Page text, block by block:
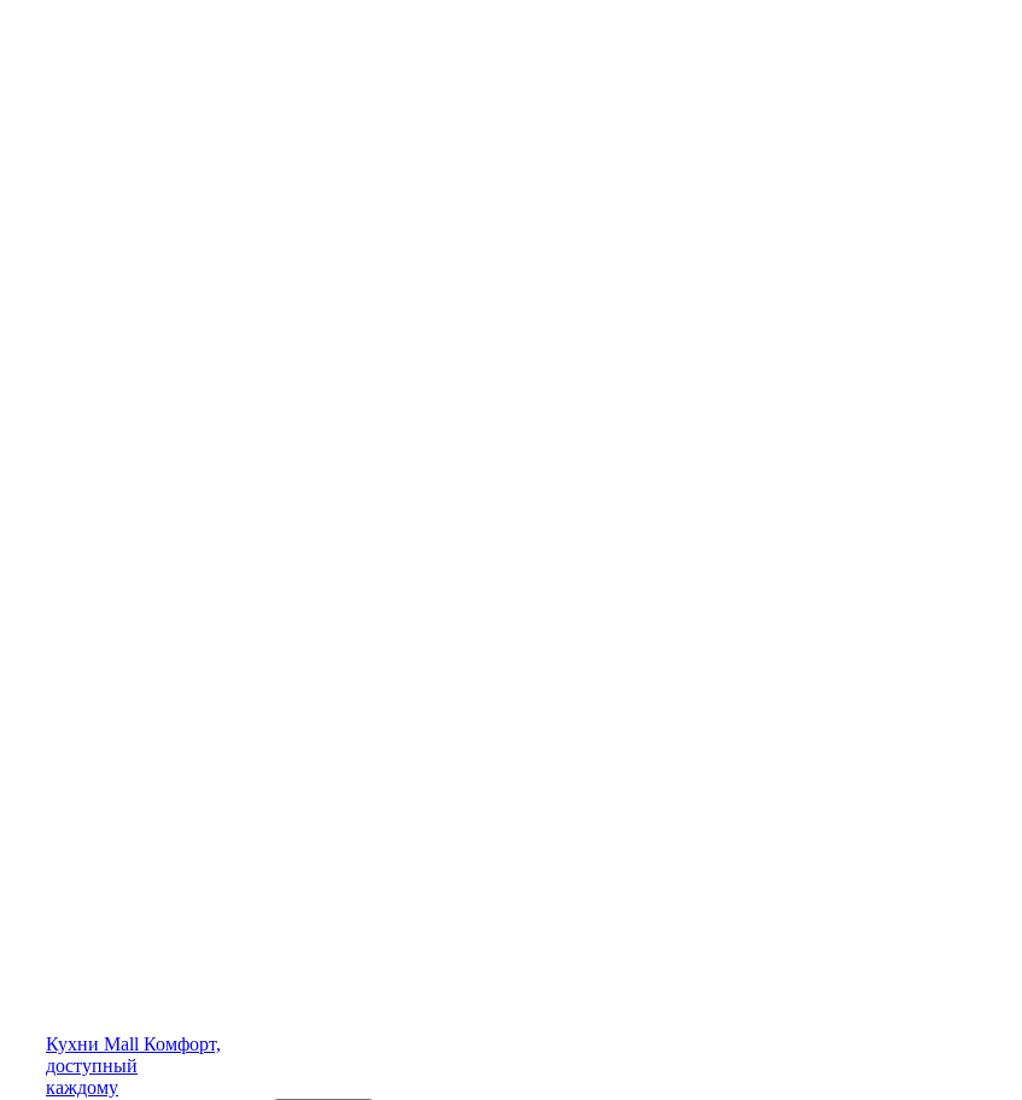
Кухни Mall Комфорт,
доступный
каждому